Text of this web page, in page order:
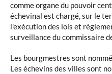
comme organe du pouvoir
échevinal est chargé, sur le
l'exécution des lois et
surveillance du commissaire
Les bourgmestres sont
Les échevins des villes sont